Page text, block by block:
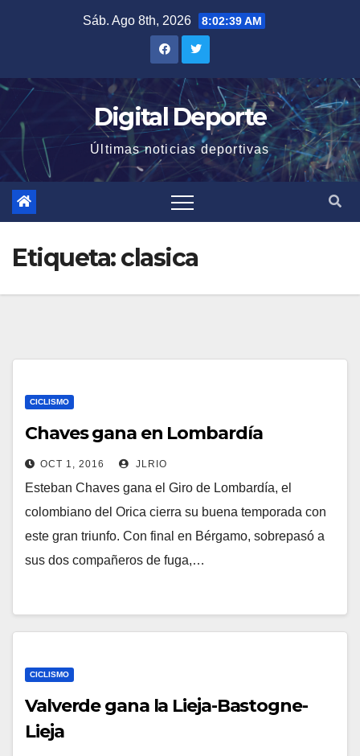
Sáb. Ago 8th, 2026 8:02:39 AM
Digital Deporte
Últimas noticias deportivas
Etiqueta:clasica
CICLISMO
Chaves gana en Lombardía
OCT 1, 2016 JLRIO
Esteban Chaves gana el Giro de Lombardía, el
colombiano del Orica cierra su buena temporada con
este gran triunfo. Con final en Bérgamo, sobrepasó a
sus dos compañeros de fuga,…
CICLISMO
Valverde gana la Lieja-Bastogne-
Lieja